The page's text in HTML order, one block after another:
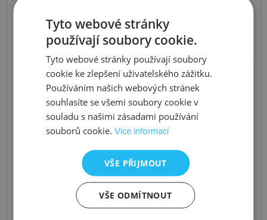
Tyto webové stránky
používají soubory cookie.
Tyto webové stránky používají soubory
cookie ke zlepšení uživatelského zážitku.
Používáním našich webových stránek
souhlasíte se všemi soubory cookie v
souladu s našimi zásadami používání
souborů cookie.Více informací
VŠE PŘIJMOUT
VŠE ODMÍTNOUT